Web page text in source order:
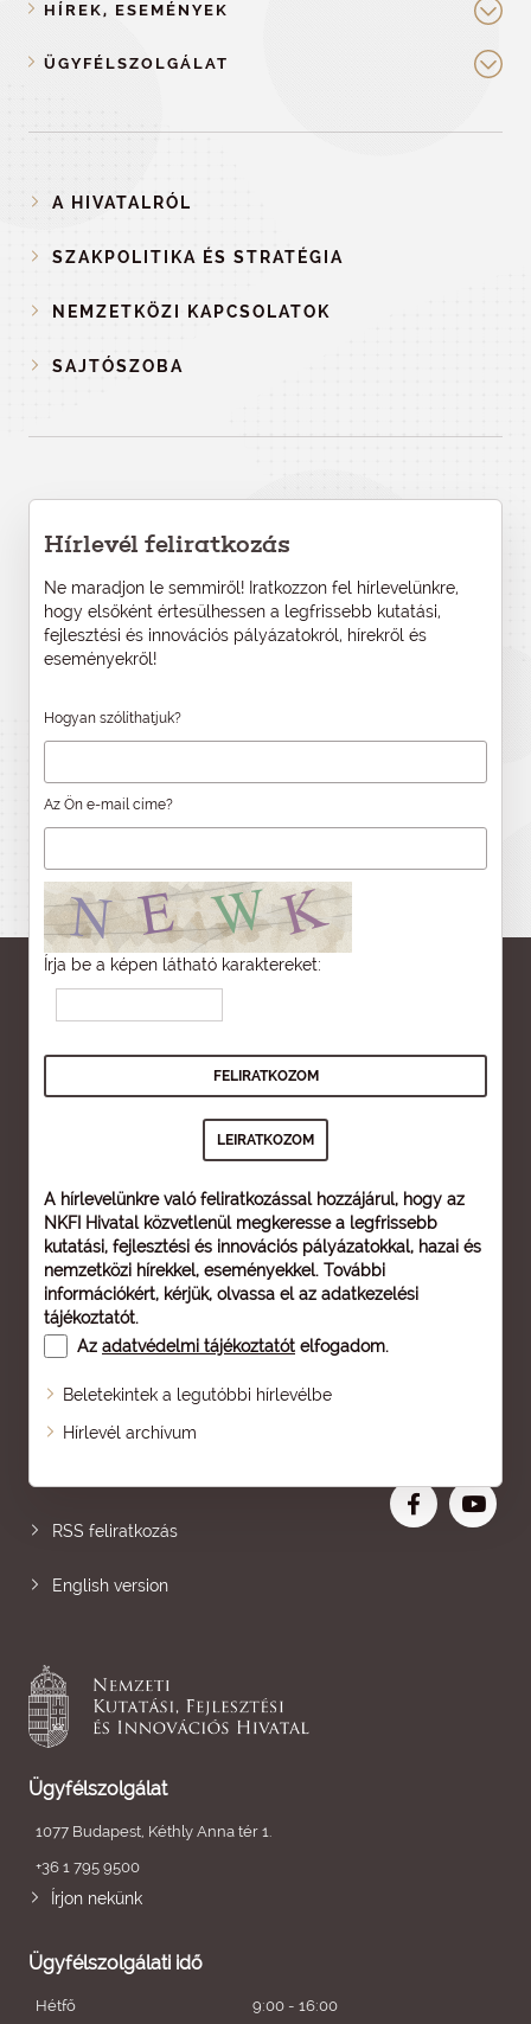
HÍREK, ESEMÉNYEK
ÜGYFÉLSZOLGÁLAT
A HIVATALRÓL
SZAKPOLITIKA ÉS STRATÉGIA
NEMZETKÖZI KAPCSOLATOK
SAJTÓSZOBA
Hírlevél feliratkozás
Ne maradjon le semmiről! Iratkozzon fel hírlevelünkre,
hogy elsőként értesülhessen a legfrissebb kutatási,
fejlesztési és innovációs pályázatokról, hírekről és
eseményekről!
Hogyan szólíthatjuk?
Az Ön e-mail címe?
Írja be a képen látható karaktereket:
A hírlevelünkre való feliratkozással hozzájárul, hogy az
NKFI Hivatal közvetlenül megkeresse a legfrissebb
kutatási, fejlesztési és innovációs pályázatokkal, hazai és
nemzetközi hírekkel, eseményekkel. További
információkért, kérjük, olvassa el az adatkezelési
tájékoztatót.
Az adatvédelmi tájékoztatót elfogadom.
Beletekintek a legutóbbi hírlevélbe
Hírlevél archívum
Oldaltérkép
RSS feliratkozás
English version
Ügyfélszolgálat
1077 Budapest, Kéthly Anna tér 1.
+36 1 795 9500
Írjon nekünk
Ügyfélszolgálati idő
Hétfő 9:00 - 16:00